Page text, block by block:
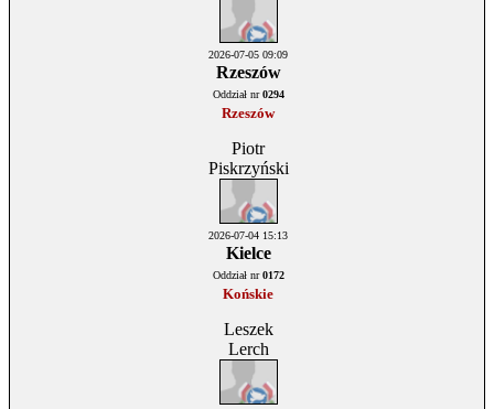
2026-07-05 09:09
Rzeszów
Oddział nr0294
Rzeszów
Piotr
Piskrzyński
2026-07-04 15:13
Kielce
Oddział nr0172
Końskie
Leszek
Lerch